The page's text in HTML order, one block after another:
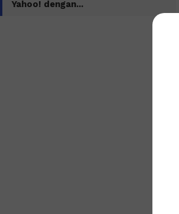
Yahoo! dengan...